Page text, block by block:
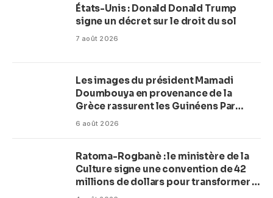
États-Unis : Donald Donald Trump
signe un décret sur le droit du sol
7 août 2026
Les images du président Mamadi
Doumbouya en provenance de la
Grèce rassurent les Guinéens Par
(Macka Baldé)
6 août 2026
Ratoma-Rogbanè : le ministère de la
Culture signe une convention de 42
millions de dollars pour transformer la
plage en complexe balnéaire